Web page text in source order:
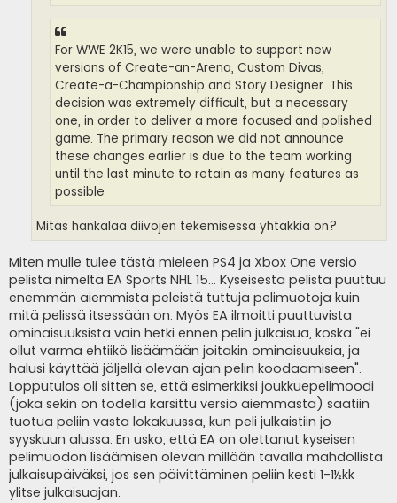
For WWE 2K15, we were unable to support new
versions of Create-an-Arena, Custom Divas,
Create-a-Championship and Story Designer. This
decision was extremely difficult, but a necessary
one, in order to deliver a more focused and polished
game. The primary reason we did not announce
these changes earlier is due to the team working
until the last minute to retain as many features as
possible
Mitäs hankalaa diivojen tekemisessä yhtäkkiä on?
Miten mulle tulee tästä mieleen PS4 ja Xbox One versio
pelistä nimeltä EA Sports NHL 15... Kyseisestä pelistä puuttuu
enemmän aiemmista peleistä tuttuja pelimuotoja kuin
mitä pelissä itsessään on. Myös EA ilmoitti puuttuvista
ominaisuuksista vain hetki ennen pelin julkaisua, koska "ei
ollut varma ehtiikö lisäämään joitakin ominaisuuksia, ja
halusi käyttää jäljellä olevan ajan pelin koodaamiseen".
Lopputulos oli sitten se, että esimerkiksi joukkuepelimoodi
(joka sekin on todella karsittu versio aiemmasta) saatiin
tuotua peliin vasta lokakuussa, kun peli julkaistiin jo
syyskuun alussa. En usko, että EA on olettanut kyseisen
pelimuodon lisäämisen olevan millään tavalla mahdollista
julkaisupäiväksi, jos sen päivittäminen peliin kesti 1-1½kk
ylitse julkaisuajan.